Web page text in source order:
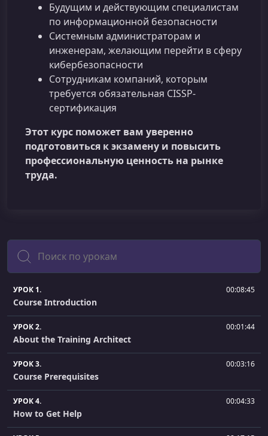
Будущим и действующим специалистам
по информационной безопасности
Системным администраторам и
инженерам, желающим перейти в сферу
кибербезопасности
Сотрудникам компаний, которым
требуется обязательная CISSP-
сертификация
Этот курс поможет вам уверенно
подготовиться к экзамену и повысить
профессиональную ценность на рынке
труда.
Поиск
УРОК 1. 00:08:45
Course Introduction
УРОК 2. 00:01:44
About the Training Architect
УРОК 3. 00:03:16
Course Prerequisites
УРОК 4. 00:04:33
How to Get Help